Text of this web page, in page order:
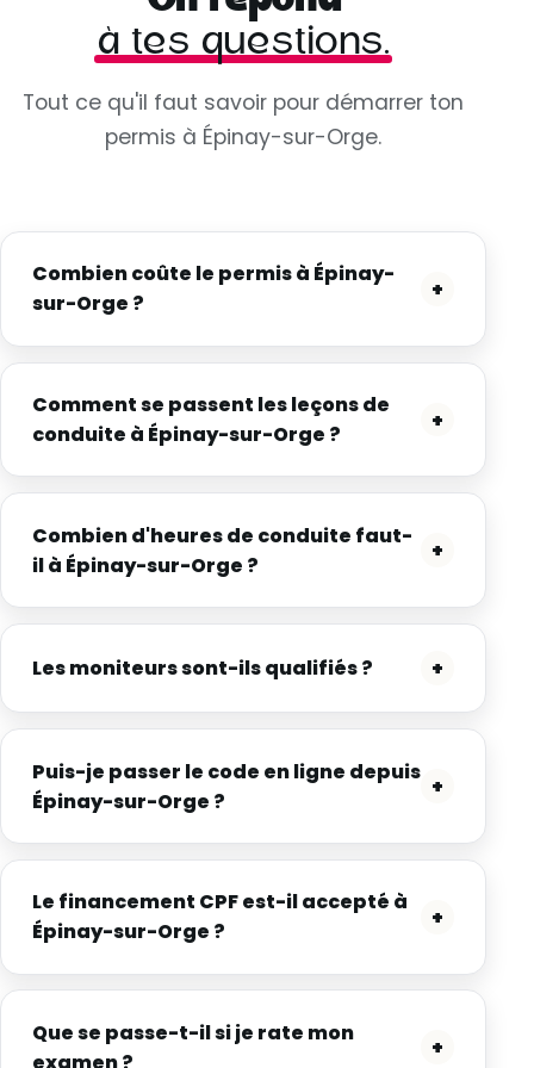
à tes questions.
Tout ce qu'il faut savoir pour démarrer ton
permis à Épinay-sur-Orge.
Combien coûte le permis à Épinay-
sur-Orge ?
+
Comment se passent les leçons de
conduite à Épinay-sur-Orge ?
+
Combien d'heures de conduite faut-
il à Épinay-sur-Orge ?
+
Les moniteurs sont-ils qualifiés ? +
Puis-je passer le code en ligne depuis
Épinay-sur-Orge ?
+
Le financement CPF est-il accepté à
Épinay-sur-Orge ?
+
Que se passe-t-il si je rate mon
examen ?
+